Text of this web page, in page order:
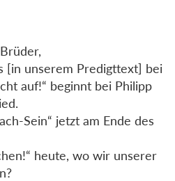
[in unserem Predigttext] bei
auf!“ beginnt bei Philipp
Sein“ jetzt am Ende des
heute, wo wir unserer